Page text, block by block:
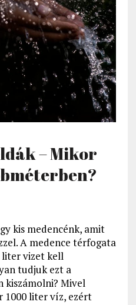
– Mikor
kis medencénk, amit
A medence térfogata
liter vizet kell
tudjuk ezt a
kiszámolni? Mivel
1000 liter víz, ezért